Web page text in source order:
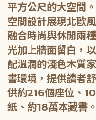
平方公尺的大空間。
空間設計展現北歐
融合時尚與休閒兩
光加上牆面留白，
配溫潤的淺色木質
書環境，提供讀者
供約216個座位、
紙、約18萬本藏書。